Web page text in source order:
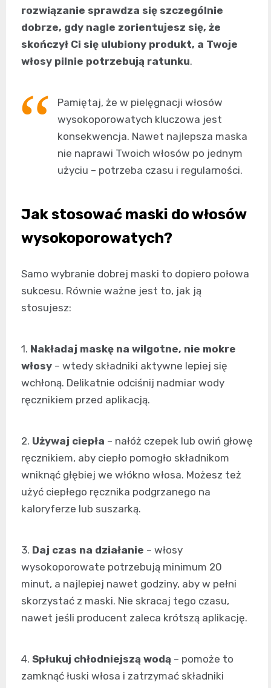
rozwiązanie sprawdza się szczególnie
dobrze, gdy nagle zorientujesz się, że
skończył Ci się ulubiony produkt, a Twoje
włosy pilnie potrzebują ratunku.
Pamiętaj, że w pielęgnacji włosów
wysokoporowatych kluczowa jest
konsekwencja. Nawet najlepsza maska
nie naprawi Twoich włosów po jednym
użyciu – potrzeba czasu i regularności.
Jak stosować maski do włosów
wysokoporowatych?
Samo wybranie dobrej maski to dopiero połowa
sukcesu. Równie ważne jest to, jak ją
stosujesz:
1. Nakładaj maskę na wilgotne, nie mokre
włosy – wtedy składniki aktywne lepiej się
wchłoną. Delikatnie odciśnij nadmiar wody
ręcznikiem przed aplikacją.
2. Używaj ciepła – nałóż czepek lub owiń głowę
ręcznikiem, aby ciepło pomogło składnikom
wniknąć głębiej we włókno włosa. Możesz też
użyć ciepłego ręcznika podgrzanego na
kaloryferze lub suszarką.
3. Daj czas na działanie – włosy
wysokoporowate potrzebują minimum 20
minut, a najlepiej nawet godziny, aby w pełni
skorzystać z maski. Nie skracaj tego czasu,
nawet jeśli producent zaleca krótszą aplikację.
4. Spłukuj chłodniejszą wodą – pomoże to
zamknąć łuski włosa i zatrzymać składniki